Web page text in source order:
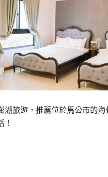
湖旅遊，推薦位於馬公市的
！